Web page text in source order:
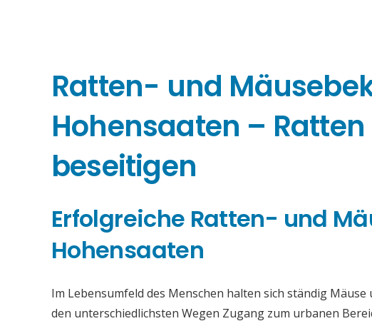
Ratten- und
Hohensaaten –
beseitigen
Erfolgreiche Ratten- und
Hohensaaten
Im Lebensumfeld des Menschen halten sich ständig
den unterschiedlichsten Wegen Zugang zum urbanen